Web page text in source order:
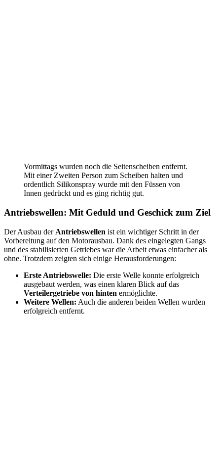
Vormittags wurden noch die Seitenscheiben entfernt.
Mit einer Zweiten Person zum Scheiben halten und
ordentlich Silikonspray wurde mit den Füssen von
Innen gedrückt und es ging richtig gut.
Antriebswellen: Mit Geduld und Geschick zum Ziel
Der Ausbau der Antriebswellen ist ein wichtiger Schritt in der
Vorbereitung auf den Motorausbau. Dank des eingelegten Gangs
und des stabilisierten Getriebes war die Arbeit etwas einfacher als
ohne. Trotzdem zeigten sich einige Herausforderungen:
Erste Antriebswelle: Die erste Welle konnte erfolgreich
ausgebaut werden, was einen klaren Blick auf das
Verteilergetriebe von hinten ermöglichte.
Weitere Wellen: Auch die anderen beiden Wellen wurden
erfolgreich entfernt.